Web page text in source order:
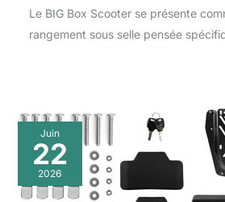
Le BIG Box Scooter se présente
rangement sous selle pensée
Juin
22
2026